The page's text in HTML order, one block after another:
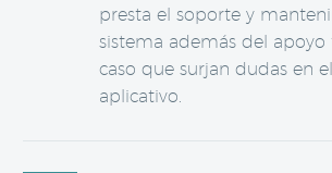
presta el soporte y
sistema además del apoyo
caso que surjan dudas en
aplicativo.